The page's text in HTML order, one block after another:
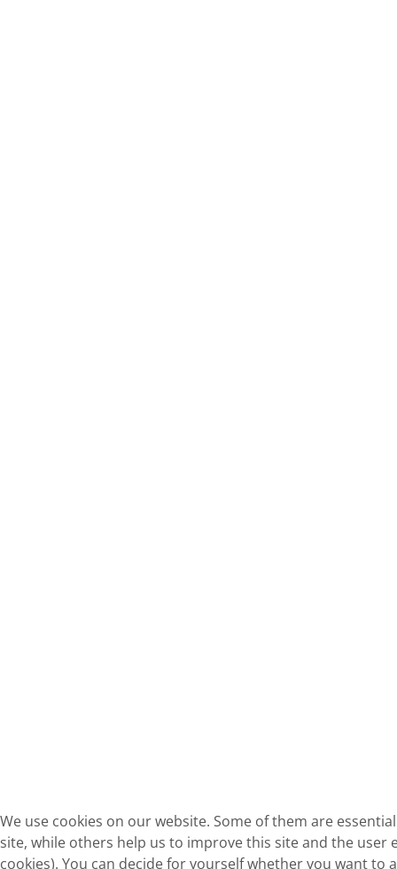
We use cookies on our website. Some of them are
site, while others help us to improve this site and the user
cookies). You can decide for yourself whether you want to